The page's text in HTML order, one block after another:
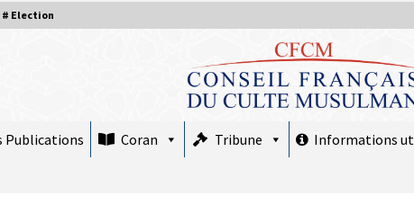
# Election
Publications Coran Tribune Informations